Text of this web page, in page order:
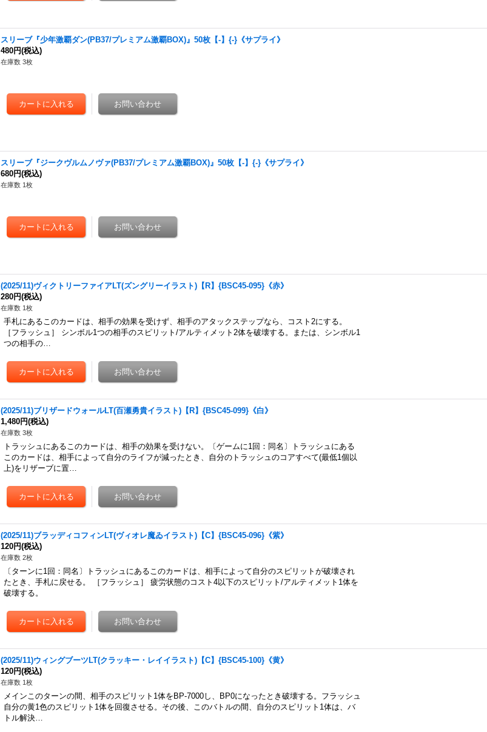
スリーブ『少年激覇ダン(PB37/プレミアム激覇BOX)』50枚【-】{-}《サプライ》
480円(税込)
在庫数 3枚
スリーブ『ジークヴルムノヴァ(PB37/プレミアム激覇BOX)』50枚【-】{-}《サプライ》
680円(税込)
在庫数 1枚
(2025/11)ヴィクトリーファイアLT(ズングリーイラスト)【R】{BSC45-095}《赤》
280円(税込)
在庫数 1枚
手札にあるこのカードは、相手の効果を受けず、相手のアタックステップなら、コスト2にする。
［フラッシュ］ シンボル1つの相手のスピリット/アルティメット2体を破壊する。または、シンボル1
つの相手の…
(2025/11)ブリザードウォールLT(百瀬勇貴イラスト)【R】{BSC45-099}《白》
1,480円(税込)
在庫数 3枚
トラッシュにあるこのカードは、相手の効果を受けない。〔ゲームに1回：同名〕トラッシュにある
このカードは、相手によって自分のライフが減ったとき、自分のトラッシュのコアすべて(最低1個以
上)をリザーブに置…
(2025/11)ブラッディコフィンLT(ヴィオレ魔ゐイラスト)【C】{BSC45-096}《紫》
120円(税込)
在庫数 2枚
〔ターンに1回：同名〕トラッシュにあるこのカードは、相手によって自分のスピリットが破壊され
たとき、手札に戻せる。 ［フラッシュ］ 疲労状態のコスト4以下のスピリット/アルティメット1体を
破壊する。
(2025/11)ウィングブーツLT(クラッキー・レイイラスト)【C】{BSC45-100}《黄》
120円(税込)
在庫数 1枚
メインこのターンの間、相手のスピリット1体をBP-7000し、BP0になったとき破壊する。フラッシュ
自分の黄1色のスピリット1体を回復させる。その後、このバトルの間、自分のスピリット1体は、バ
トル解決…